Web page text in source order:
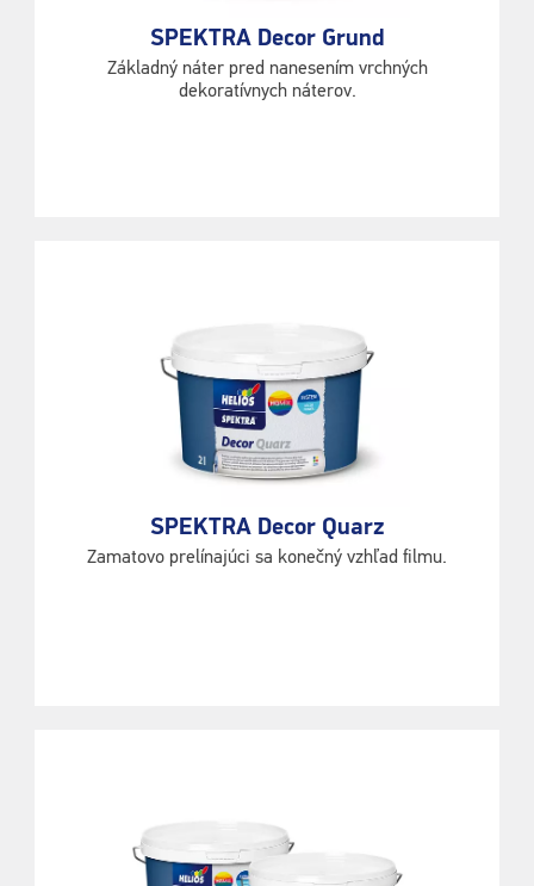
SPEKTRA Decor Grund
Základný náter pred nanesením vrchných
dekoratívnych náterov.
SPEKTRA Decor Quarz
Zamatovo prelínajúci sa konečný vzhľad filmu.